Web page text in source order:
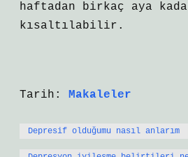
haftadan birkaç aya
kısaltılabilir.
Tarih: Makaleler
Depresif olduğumu nasıl anlarım